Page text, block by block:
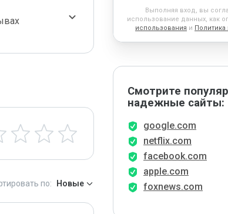
по: Новые
Выполняя вход, вы
использование данных, как
использования и
Смотрите
надежные сайты:
google.com
netflix.com
facebook.com
apple.com
foxnews.com